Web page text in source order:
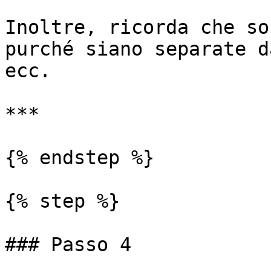
Inoltre, ricorda che
purché siano
ecc.
***
{% endstep %}
{% step %}
### Passo 4